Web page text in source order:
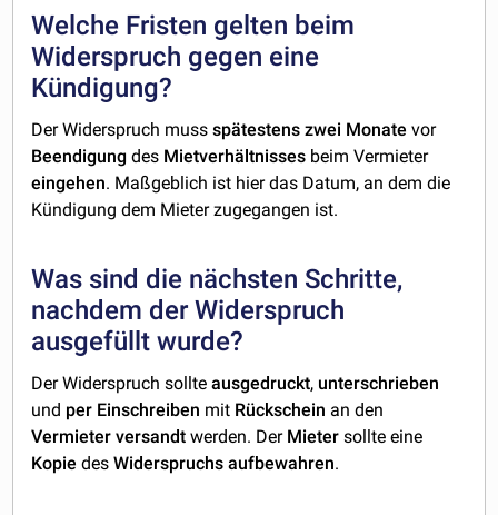
Welche Fristen gelten beim
Widerspruch gegen eine
Kündigung?
Der Widerspruch mussspätestens zwei Monate vor
Beendigung des Mietverhältnisses beim Vermieter
eingehen. Maßgeblich ist hier das Datum, an dem die
Kündigung dem Mieter zugegangen ist.
Was sind die nächsten Schritte,
nachdem der Widerspruch
ausgefüllt wurde?
Der Widerspruch sollteausgedruckt, unterschrieben
und per Einschreiben mit Rückschein an den
Vermieter versandt werden. Der Mieter sollte eine
Kopie desWiderspruchs aufbewahren.